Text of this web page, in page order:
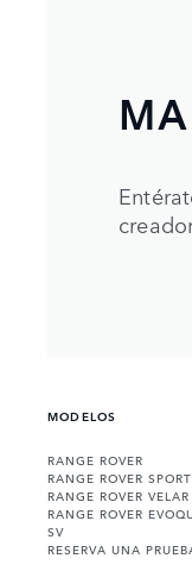
MODELOS
RANGE ROVER
RANGE ROVER SPORT
RANGE ROVER VELAR
RANGE ROVER
SV
RESERVA UNA